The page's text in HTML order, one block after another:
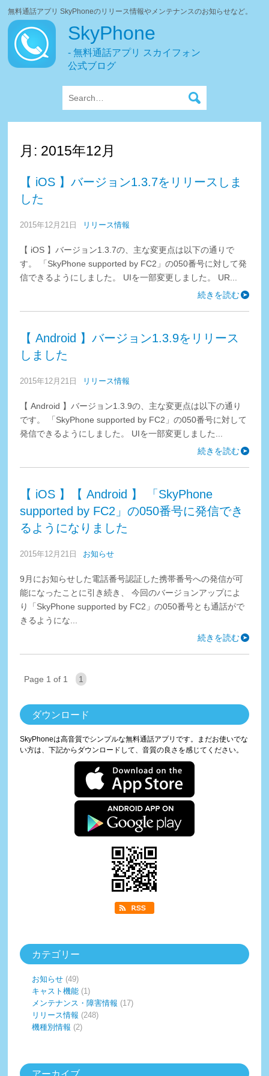
無料通話アプリ SkyPhoneのリリース情報やメンテナンスのお知らせなど。
SkyPhone
- 無料通話アプリ スカイフォン
公式ブログ
月: 2015年12月
【 iOS 】バージョン1.3.7をリリースしま
した
2015年12月21日 リリース情報
【 iOS 】バージョン1.3.7の、主な変更点は以下の通りで
す。 「SkyPhone supported by FC2」の050番号に対して発
信できるようにしました。 UIを一部変更しました。 UR...
続きを読む
【 Android 】バージョン1.3.9をリリース
しました
2015年12月21日 リリース情報
【 Android 】バージョン1.3.9の、主な変更点は以下の通り
です。 「SkyPhone supported by FC2」の050番号に対して
発信できるようにしました。 UIを一部変更しました...
続きを読む
【 iOS 】【 Android 】 「SkyPhone
supported by FC2」の050番号に発信でき
るようになりました
2015年12月21日 お知らせ
9月にお知らせした電話番号認証した携帯番号への発信が可
能になったことに引き続き、 今回のバージョンアップによ
り「SkyPhone supported by FC2」の050番号とも通話がで
きるようにな...
続きを読む
Page 1 of 1 1
ダウンロード
SkyPhoneは高音質でシンプルな無料通話アプリです。まだお使いでな
い方は、下記からダウンロードして、音質の良さを感じてください。
カテゴリー
お知らせ (49)
キャスト機能 (1)
メンテナンス・障害情報 (17)
リリース情報 (248)
機種別情報 (2)
アーカイブ